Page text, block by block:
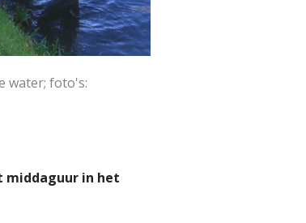
water; foto's:
middaguur in het